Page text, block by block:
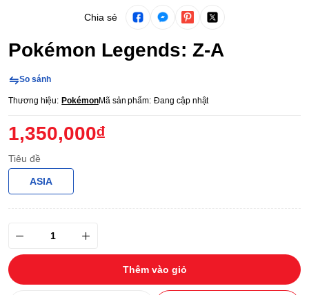
Chia sẻ
Pokémon Legends: Z-A
So sánh
Thương hiệu: PokémonMã sản phẩm: Đang cập nhật
1,350,000₫
Tiêu đề
ASIA
Thêm vào giỏ